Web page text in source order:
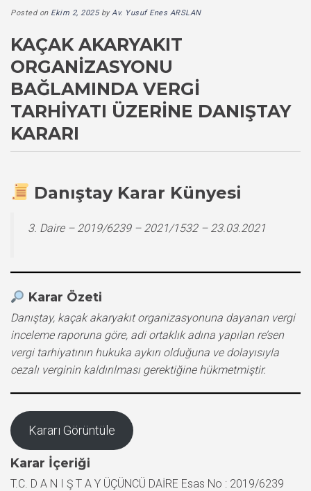
Posted on Ekim 2, 2025byAv. Yusuf Enes ARSLAN
KAÇAK AKARYAKIT
ORGANIZASYONU
BAĞLAMINDA VERGI
TARHIYATI ÜZERINE DANIŞTAY
KARARI
Danıştay Karar Künyesi
3. Daire – 2019/6239 – 2021/1532 – 23.03.2021
Karar Özeti
Danıştay, kaçak akaryakıt organizasyonuna dayanan vergi
inceleme raporuna göre, adi ortaklık adına yapılan re’sen
vergi tarhiyatının hukuka aykırı olduğuna ve dolayısıyla
cezalı verginin kaldırılması gerektiğine hükmetmiştir.
Kararı Görüntüle
Karar İçeriği
T.C. D A N I Ş T A Y ÜÇÜNCÜ DAİRE Esas No : 2019/6239